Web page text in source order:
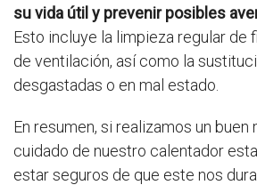
su vida útil y prevenir posibles
Esto incluye la limpieza regular de
de ventilación, así como la
desgastadas o en mal estado.
En resumen, si realizamos un
cuidado de nuestro calentador
estar seguros de que este nos